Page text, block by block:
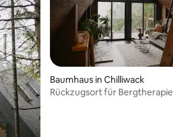
BewertungenBaumhaus in Chilliwack
Rückzugsort für Bergtherapie